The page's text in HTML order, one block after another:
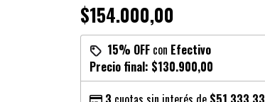
$154.000,00
15% OFFcon Efectivo
Precio final: $130.900,00